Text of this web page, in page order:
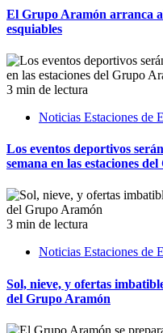
El Grupo Aramón arranca
esquiables
3 min de lectura
Noticias Estaciones de
Los eventos deportivos
semana en las estaciones
3 min de lectura
Noticias Estaciones de
Sol, nieve, y ofertas
del Grupo Aramón